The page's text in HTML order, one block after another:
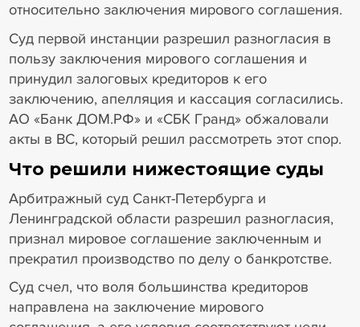
относительно заключения мирового соглашения.
Суд первой инстанции разрешил разногласия в
пользу заключения мирового соглашения и
принудил залоговых кредиторов к его
заключению, апелляция и кассация согласились.
АО «Банк ДОМ.РФ» и «СБК Гранд» обжаловали
акты в ВС, который решил рассмотреть этот спор.
Что решили нижестоящие суды
Арбитражный суд Санкт-Петербурга и
Ленинградской области разрешил разногласия,
признал мировое соглашение заключенным и
прекратил производство по делу о банкротстве.
Суд счел, что воля большинства кредиторов
направлена на заключение мирового